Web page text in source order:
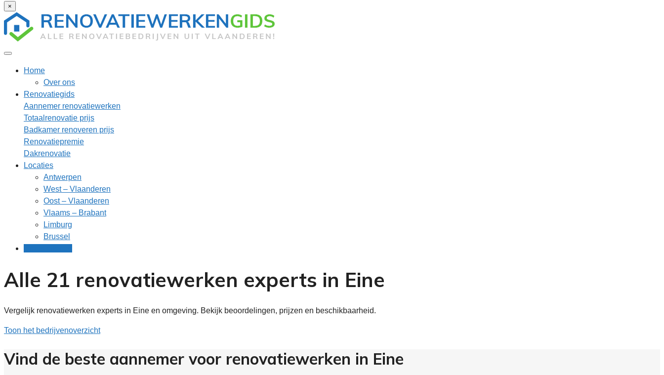
×
Home
Over ons
Renovatiegids
Aannemer renovatiewerken
Totaalrenovatie prijs
Badkamer renoveren prijs
Renovatiepremie
Dakrenovatie
Locaties
Antwerpen
West – Vlaanderen
Oost – Vlaanderen
Vlaams – Brabant
Limburg
Brussel
Alle 21 renovatiewerken experts in Eine
Vergelijk renovatiewerken experts in Eine en omgeving. Bekijk beoordelingen, prijzen en beschikbaarheid.
Toon het bedrijvenoverzicht
Vind de beste aannemer voor renovatiewerken in Eine